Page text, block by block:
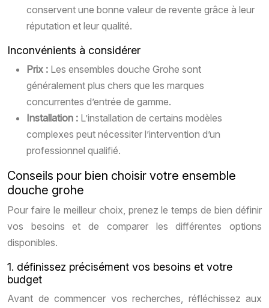
conservent une bonne valeur de revente grâce à leur
réputation et leur qualité.
Inconvénients à considérer
Prix : Les ensembles douche Grohe sont
généralement plus chers que les marques
concurrentes d’entrée de gamme.
Installation : L’installation de certains modèles
complexes peut nécessiter l’intervention d’un
professionnel qualifié.
Conseils pour bien choisir votre ensemble
douche grohe
Pour faire le meilleur choix, prenez le temps de bien définir
vos besoins et de comparer les différentes options
disponibles.
1. définissez précisément vos besoins et votre
budget
Avant de commencer vos recherches, réfléchissez aux